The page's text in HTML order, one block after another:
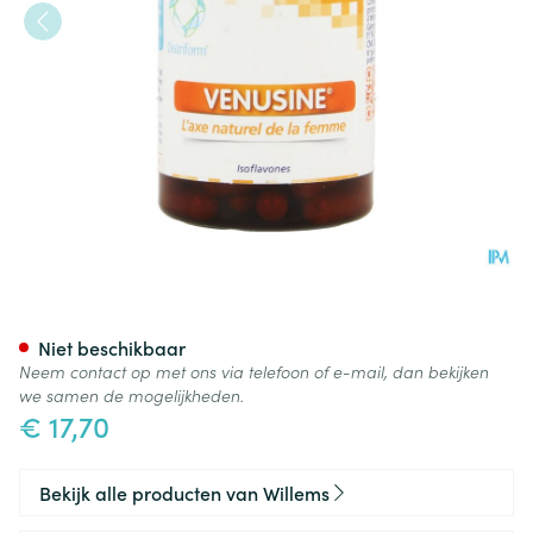
€ 17,70
Niet beschikbaar
Neem contact op met ons via telefoon of e-mail, dan bekijken
we samen de mogelijkheden.
Bekijk alle producten van Willems